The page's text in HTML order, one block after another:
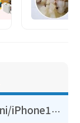
豐澤優惠勁減低至44折！Mac mini/iPhone17Pro大減價！廚房家電$220起